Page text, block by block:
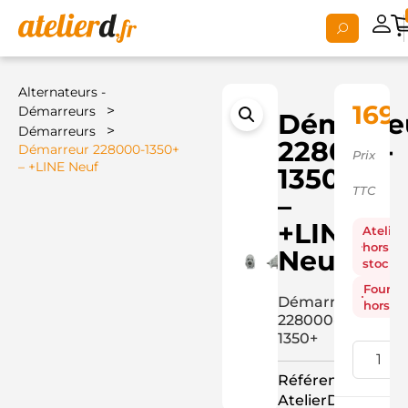
Alternateurs -
Démarreurs
>
Démarreurs >
Démarreur 228000-1350+
– +LINE Neuf
228000-
1350+
–
+LINE
Neuf
Démarreur
228000-
1350+
Référence
AtelierD
Prix
TTC
Atelier
hors
stock
hors